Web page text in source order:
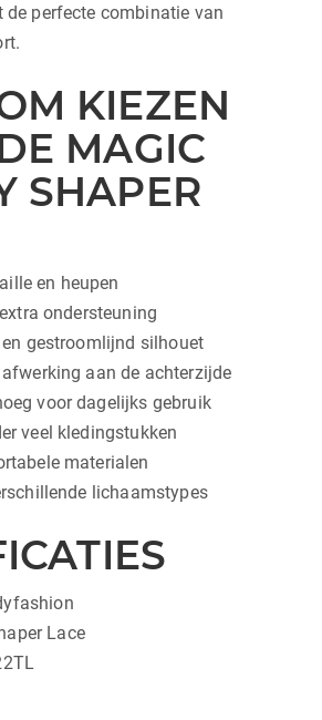
de perfecte combinatie van
KIEZEN
MAGIC
SHAPER
en heupen
ondersteuning
en gestroomlijnd silhouet
afwerking aan de achterzijde
voor dagelijks gebruik
veel kledingstukken
materialen
lichaamstypes
Lace